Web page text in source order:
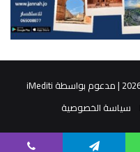
iMediti
سياسة الخصوصية